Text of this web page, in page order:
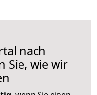
nach
Sie, wie wir